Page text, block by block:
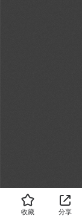
收藏 分享